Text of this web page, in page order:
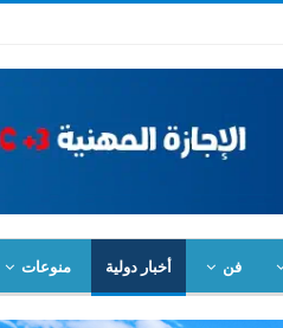
فن أخبار دولية منوعات